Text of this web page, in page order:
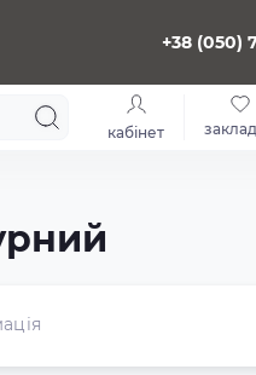
+38 (050)
кабінет